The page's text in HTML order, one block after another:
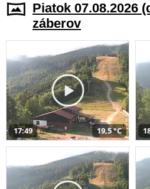
Piatok 07.08.2026
záberov
17:49 19,5 °C